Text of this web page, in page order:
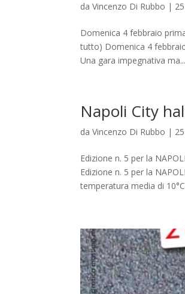
daVincenzo Di Rubbo |
Domenica 4 febbraio
tutto) Domenica 4
Una gara impegnativa ma...
Napoli City
daVincenzo Di Rubbo |
Edizione n. 5 per la
Edizione n. 5 per la
temperatura media di